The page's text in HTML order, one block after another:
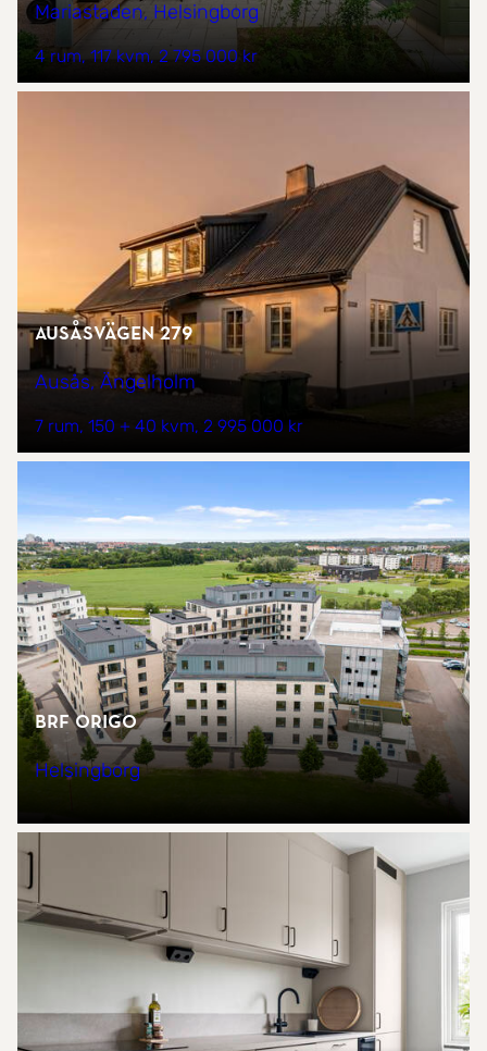
Mariastaden, Helsingborg
4 rum 117 kvm 2 795 000 kr
Ausåsvägen 279
Ausås, Ängelholm
7 rum 150 + 40 kvm 2 995 000 kr
Brf Origo
Helsingborg